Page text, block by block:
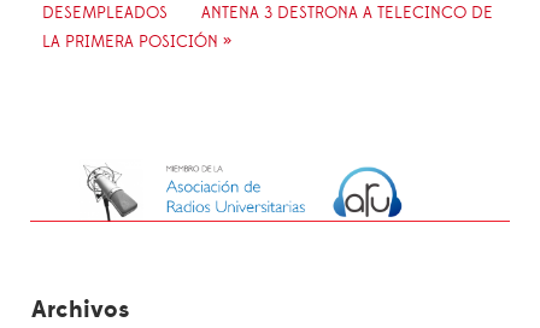
DESEMPLEADOS
ANTENA 3 DESTRONA A TELECINCO DE
LA PRIMERA POSICIÓN »
Archivos